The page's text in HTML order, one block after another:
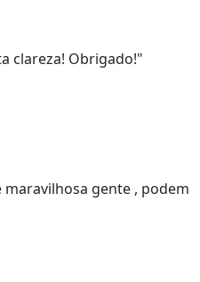
clareza! Obrigado!"
maravilhosa gente , podem